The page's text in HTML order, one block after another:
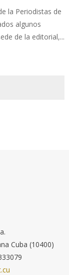
la Periodistas de
algunos
de la editorial,...
Cuba (10400)